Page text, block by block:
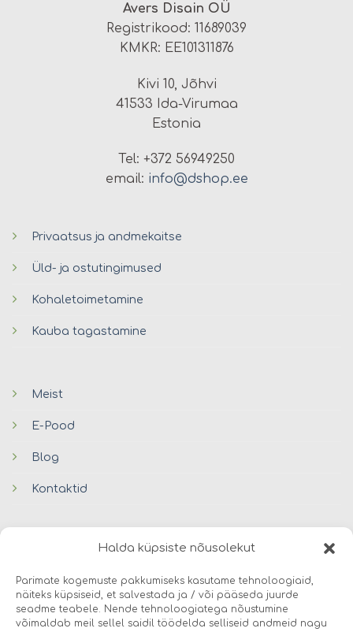
Halda küpsiste nõusolekut
Parimate kogemuste pakkumiseks kasutame tehnoloogiaid,
näiteks küpsiseid, et salvestada ja / või pääseda juurde
seadme teabele. Nende tehnoloogiatega nõustumine
võimaldab meil sellel saidil töödelda selliseid andmeid nagu
Avers Disain OÜ
Registrikood: 11689039
KMKR: EE101311876
Kivi 10, Jõhvi
41533 Ida-Virumaa
Estonia
Tel: +372 56949250
email: info@dshop.ee
Privaatsus ja andmekaitse
Üld- ja ostutingimused
Kohaletoimetamine
Kauba tagastamine
Meist
E-Pood
Blog
Kontaktid
© 2026 Avers Disain OÜ